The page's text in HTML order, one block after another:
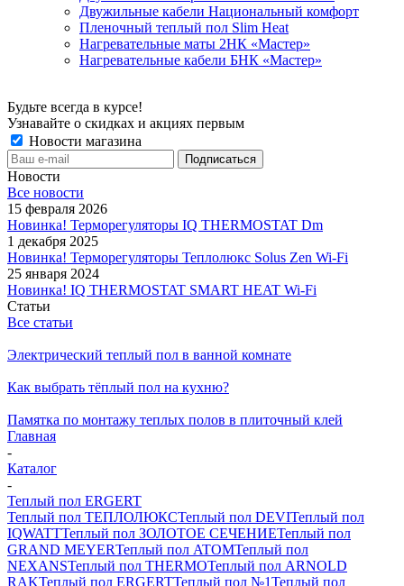
Двужильные кабели Национальный комфорт
Пленочный теплый пол Slim Heat
Нагревательные маты 2НК «Мастер»
Нагревательные кабели БНК «Мастер»
Будьте всегда в курсе!
Узнавайте о скидках и акциях первым
Новости магазина
Новости
Все новости
15 февраля 2026
Новинка! Терморегуляторы IQ THERMOSTAT Dm
1 декабря 2025
Новинка! Терморегуляторы Теплолюкс Solus Zen Wi-Fi
25 января 2024
Новинка! IQ THERMOSTAT SMART HEAT Wi-Fi
Статьи
Все статьи
Электрический теплый пол в ванной комнате
Как выбрать тёплый пол на кухню?
Памятка по монтажу теплых полов в плиточный клей
Главная
-
Каталог
-
Теплый пол ERGERT
Теплый пол ТЕПЛОЛЮКСТеплый пол DEVIТеплый пол
IQWATTТеплый пол ЗОЛОТОЕ СЕЧЕНИЕТеплый пол
GRAND MEYERТеплый пол ATOMТеплый пол
NEXANSТеплый пол THERMOТеплый пол ARNOLD
RAKТеплый пол ERGERTТеплый пол №1Теплый пол